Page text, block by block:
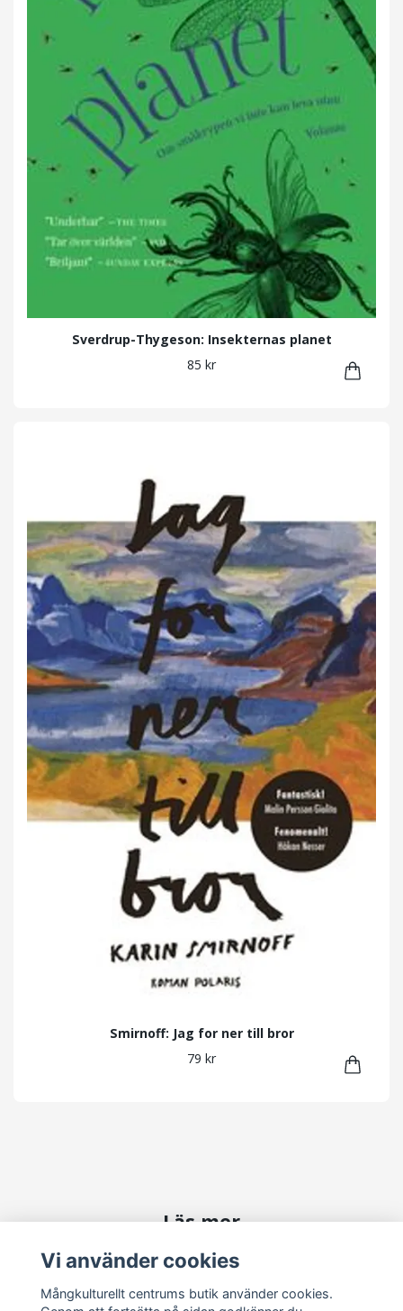
Sverdrup-Thygeson: Insekternas planet
85 kr
Smirnoff: Jag for ner till bror
79 kr
Läs mer
Kontakta oss
Köpvillkor
Vi använder cookies
Mångkulturellt centrums butik använder cookies.